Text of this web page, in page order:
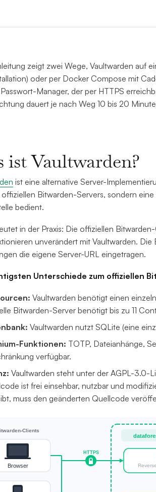
zeigt zwei Wege, Vaultwarden auf
oder per Docker Compose mit
Manager, der per HTTPS
dauert je nach Weg 10 bis 20
ist Vaultwarden?
ist eine alternative Server-
offiziellen Bitwarden-Servers, sondern
bedient.
in der Praxis: Die offiziellen
unverändert mit Vaultwarden.
die eigene Server-URL eingetragen.
Unterschiede zum offiziellen
Vaultwarden benötigt einen
Bitwarden-Server benötigt bis zu 11
Vaultwarden nutzt SQLite (eine
Funktionen: TOTP, Dateianhänge,
verfügbar.
Vaultwarden steht unter der AGPL-3.0-
ist frei einsehbar, nutzbar und
muss den geänderten Quellcode